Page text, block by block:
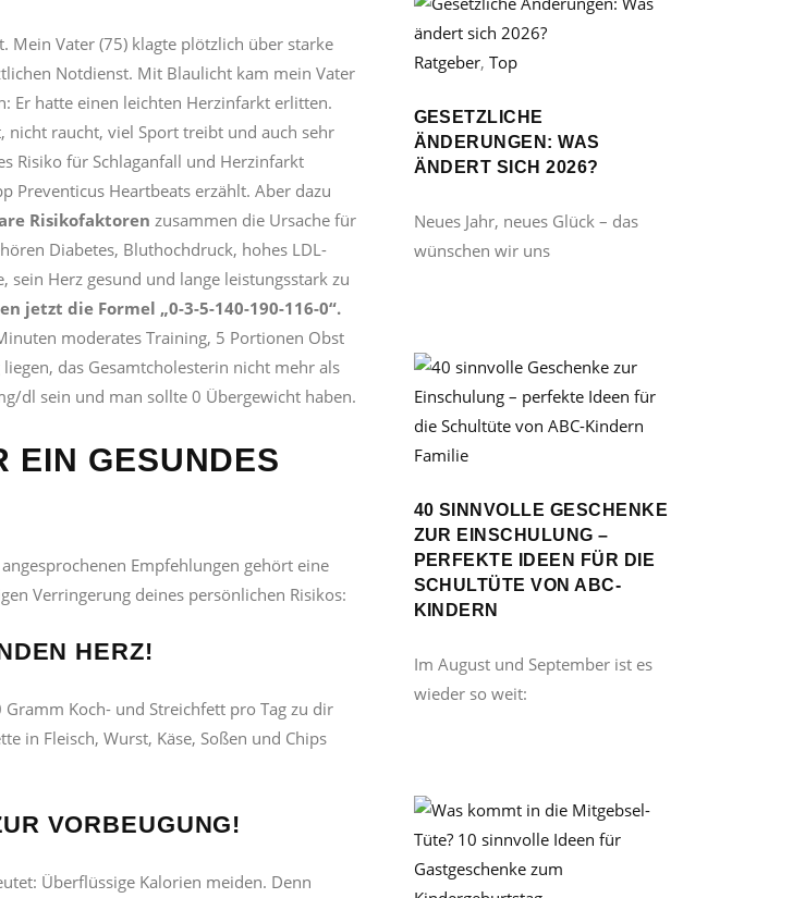
Mein Vater (75) klagte plötzlich über starke
Notdienst. Mit Blaulicht kam mein Vater
Er hatte einen leichten Herzinfarkt erlitten.
nicht raucht, viel Sport treibt und auch sehr
Risiko für Schlaganfall und Herzinfarkt
Preventicus Heartbeats erzählt. Aber dazu
Risikofaktoren zusammen die Ursache für
Diabetes, Bluthochdruck, hohes LDL-
sein Herz gesund und lange leistungsstark zu
jetzt die Formel „0-3-5-140-190-116-0“.
moderates Training, 5 Portionen Obst
das Gesamtcholesterin nicht mehr als
dl sein und man sollte 0 Übergewicht haben.
EIN GESUNDES
Empfehlungen gehört eine
Verringerung deines persönlichen Risikos:
HERZ!
Koch- und Streichfett pro Tag zu dir
in Fleisch, Wurst, Käse, Soßen und Chips
VORBEUGUNG!
Überflüssige Kalorien meiden. Denn
Ratgeber, Top
GESETZLICHE
ÄNDERUNGEN: WAS
ÄNDERT SICH 2026?
Neues Jahr, neues Glück – das
wünschen wir uns
Familie
40 SINNVOLLE GESCHENKE
ZUR EINSCHULUNG –
PERFEKTE IDEEN FÜR DIE
SCHULTÜTE VON ABC-
KINDERN
Im August und September ist es
wieder so weit: